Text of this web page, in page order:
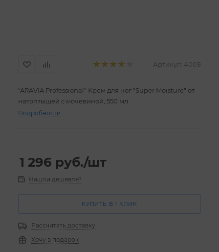
Артикул: 4009
"ARAVIA Professional" Крем для ног "Super Moisture" от
натоптышей с мочевиной, 550 мл
Подробности
1 296 руб./шт
Нашли дешевле?
КУПИТЬ В 1 КЛИК
Рассчитать доставку
Хочу в подарок